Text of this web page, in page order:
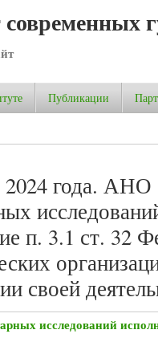
Публикации
2024 года.
п. 3.1 ст. 32
своей
исследований